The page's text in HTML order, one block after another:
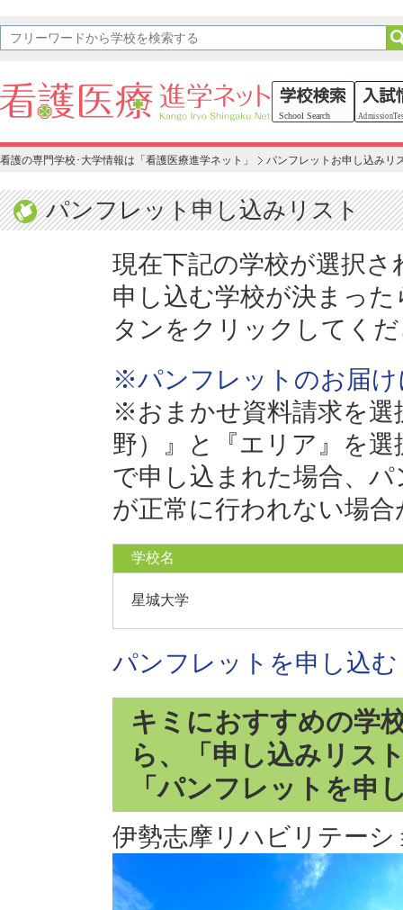
看護の専門学校･大学情報は「看護医療進学ネット」 パンフレットお申し込みリ
パンフレット申し込みリスト
現在下記の学校が選択さ
申し込む学校が決まっ
タンをクリックしてく
※パンフレットのお届け
※おまかせ資料請求を選
野）』と『エリア』を
で申し込まれた場合、
が正常に行われない場
学校名
星城大学
パンフレットを申し込む
キミにおすすめの学
ら、「申し込みリス
「パンフレットを申
伊勢志摩リハビリテーシ